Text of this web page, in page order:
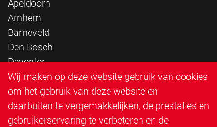
Apeldoorn
Arnhem
Barneveld
Den Bosch
Deventer
Epe
Sittard
Triangle Infra
Triangle Steigerbouw
Wij maken op deze website gebruik van cookies
om het gebruik van deze website en
daarbuiten te vergemakkelijken, de prestaties en
gebruikerservaring te verbeteren en de